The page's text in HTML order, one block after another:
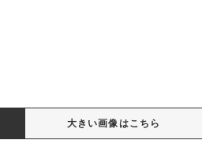
大きい画像はこちら